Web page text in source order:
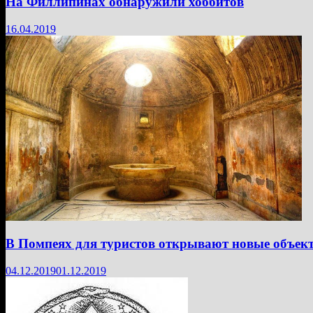
16.04.2019
В Помпеях для туристов открывают новые
04.12.201901.12.2019